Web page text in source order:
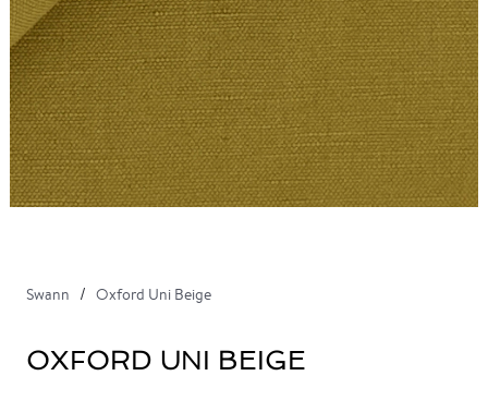
Swann Oxford Uni Beige
OXFORD UNI BEIGE